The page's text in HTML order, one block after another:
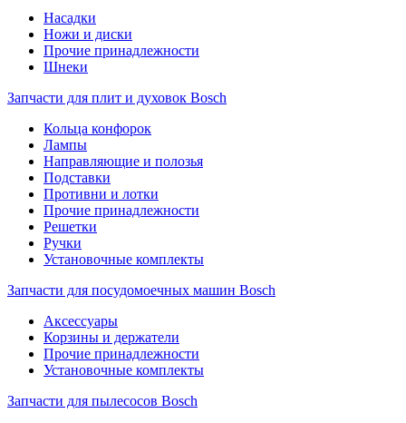
Насадки
Ножи и диски
Прочие принадлежности
Шнеки
Запчасти для плит и духовок Bosch
Кольца конфорок
Лампы
Направляющие и полозья
Подставки
Противни и лотки
Прочие принадлежности
Решетки
Ручки
Установочные комплекты
Запчасти для посудомоечных машин Bosch
Аксессуары
Корзины и держатели
Прочие принадлежности
Установочные комплекты
Запчасти для пылесосов Bosch